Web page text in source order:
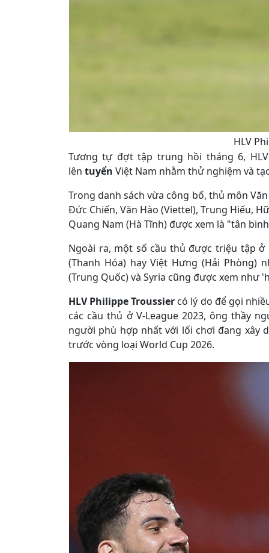
HLV
Tương tự đợt tập trung hồi tháng 6,
lên tuyển Việt Nam nhằm thử nghiệm và
Trong danh sách vừa công bố, thủ môn
Đức Chiến, Văn Hào (Viettel), Trung Hiếu,
Quang Nam (Hà Tĩnh) được xem là "tân
Ngoài ra, một số cầu thủ được triệu tập
(Thanh Hóa) hay Việt Hưng (Hải
(Trung Quốc) và Syria cũng được xem như
HLV Philippe Troussier có lý do để gọi
các cầu thủ ở V-League 2023, ông thầy
người phù hợp nhất với lối chơi đang xây
trước vòng loại World Cup 2026.